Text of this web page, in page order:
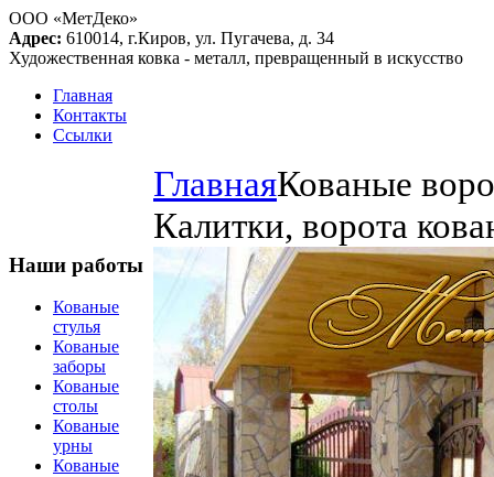
ООО «МетДеко»
Адрес: 610014, г.Киров, ул. Пугачева, д. 34
Художественная ковка - металл, превращенный в искусство
Главная
Контакты
Ссылки
Наши работы
Кованые
стулья
Кованые
заборы
Кованые
столы
Кованые
урны
Кованые
ГлавнаяКованые
Калитки, ворота